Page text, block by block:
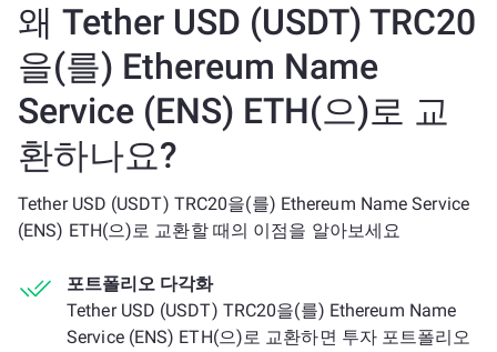
왜 Tether USD (USDT) TRC20
을(를) Ethereum Name
Service (ENS) ETH(으)로 교
환하나요?
Tether USD (USDT) TRC20을(를) Ethereum Name Service
(ENS) ETH(으)로 교환할 때의 이점을 알아보세요
포트폴리오 다각화
Tether USD (USDT) TRC20을(를) Ethereum Name
Service (ENS) ETH(으)로 교환하면 투자 포트폴리오